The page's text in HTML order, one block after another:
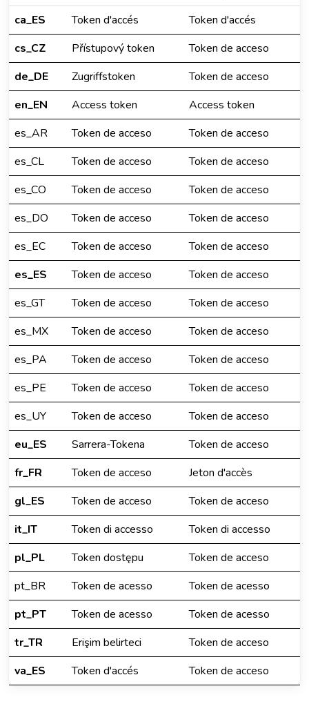
ca_ES
Token d'accés
Token d'accés
cs_CZ
Přístupový token
Token de acceso
de_DE
Zugriffstoken
Token de acceso
en_EN
Access token
Access token
es_AR
Token de acceso
Token de acceso
es_CL
Token de acceso
Token de acceso
es_CO
Token de acceso
Token de acceso
es_DO
Token de acceso
Token de acceso
es_EC
Token de acceso
Token de acceso
es_ES
Token de acceso
Token de acceso
es_GT
Token de acceso
Token de acceso
es_MX
Token de acceso
Token de acceso
es_PA
Token de acceso
Token de acceso
es_PE
Token de acceso
Token de acceso
es_UY
Token de acceso
Token de acceso
eu_ES
Sarrera-Tokena
Token de acceso
fr_FR
Token de acceso
Jeton d'accès
gl_ES
Token de acceso
Token de acceso
it_IT
Token di accesso
Token di accesso
pl_PL
Token dostępu
Token de acceso
pt_BR
Token de acesso
Token de acesso
pt_PT
Token de acesso
Token de acesso
tr_TR
Erişim belirteci
Token de acceso
va_ES
Token d'accés Token de acceso